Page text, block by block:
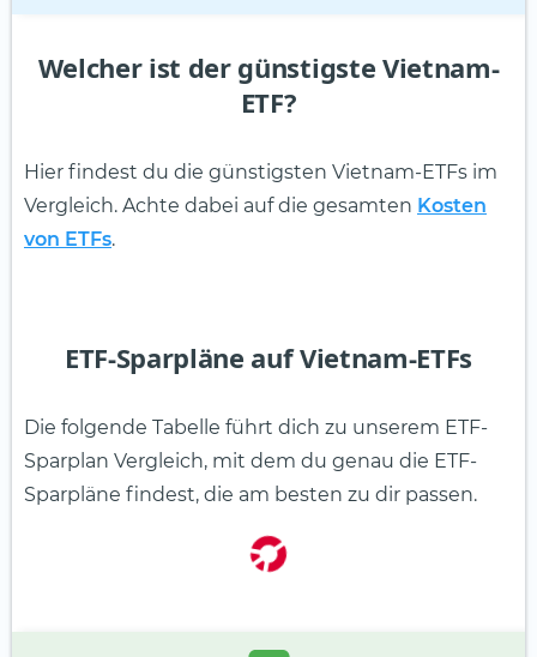
Welcher ist der günstigste Vietnam-
ETF?
Hier findest du die günstigsten Vietnam-ETFs im
Vergleich. Achte dabei auf die gesamten Kosten
von ETFs.
ETF-Sparpläne auf Vietnam-ETFs
Die folgende Tabelle führt dich zu unserem ETF-
Sparplan Vergleich, mit dem du genau die ETF-
Sparpläne findest, die am besten zu dir passen.